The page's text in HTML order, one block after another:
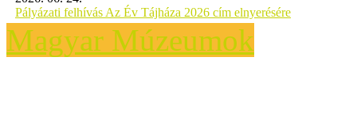
Pályázati felhívás Az Év Tájháza 2026 cím elnyerésére
Magyar Múzeumok